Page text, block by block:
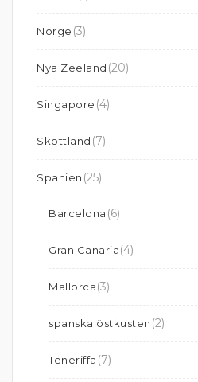
Norge (3)
Nya Zeeland (20)
Singapore (4)
Skottland (7)
Spanien (25)
Barcelona (6)
Gran Canaria(4)
Mallorca(3)
spanska östkusten (2)
Teneriffa (7)